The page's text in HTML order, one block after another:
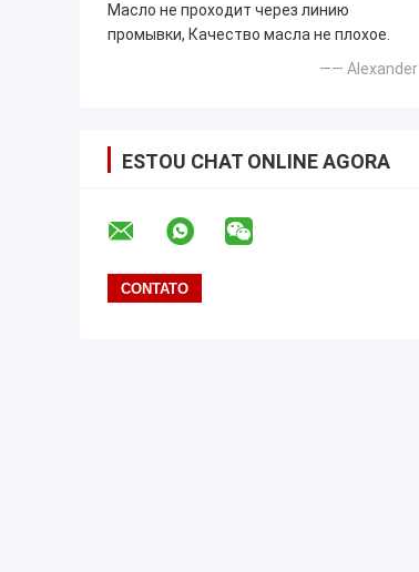
Масло не проходит через линию
промывки, Качество масла не плохое.
—— Alexander
ESTOU CHAT ONLINE AGORA